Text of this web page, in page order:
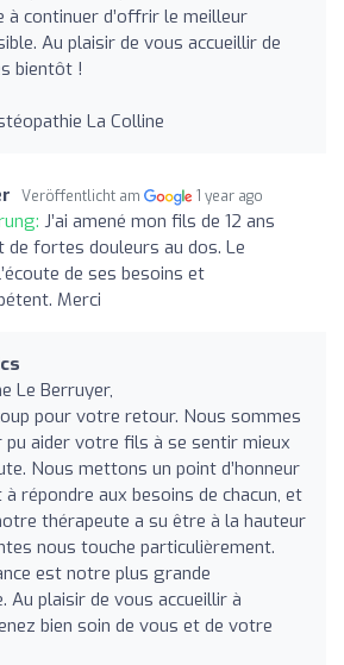
à continuer d’offrir le meilleur
Au plaisir de vous accueillir de
bientôt !
La Colline
Veröffentlicht am 1 year ago
J’ai amené mon fils de 12 ans
de fortes douleurs au dos. Le
de ses besoins et
Merci
Le Berruyer,
pour votre retour. Nous sommes
pu aider votre fils à se sentir mieux
Nous mettons un point d’honneur
répondre aux besoins de chacun, et
thérapeute a su être à la hauteur
nous touche particulièrement.
est notre plus grande
Au plaisir de vous accueillir à
bien soin de vous et de votre